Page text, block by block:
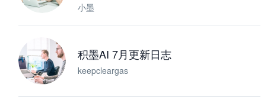
小墨
积墨AI 7月更新日志
keepcleargas